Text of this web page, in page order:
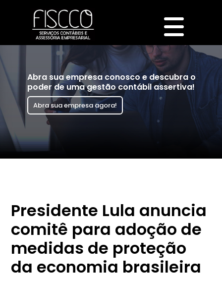
Abra sua empresa conosco e descubra o
poder de uma gestão contábil assertiva!
Abra sua empresa agora!
Presidente Lula anuncia
comitê para adoção de
medidas de proteção
da economia brasileira